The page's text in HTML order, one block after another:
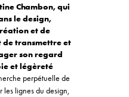
Chambon, qui
le design,
et de
transmettre et
son regard
et légèreté
perpétuelle de
les lignes du design,